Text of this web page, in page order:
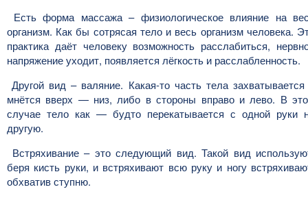
Есть форма массажа – физиологическое влияние на
организм. Как бы сотрясая тело и весь организм человека.
практика даёт человеку возможность расслабиться,
напряжение уходит, появляется лёгкость и расслабленность.
Другой вид – валяние. Какая-то часть тела
мнётся вверх — низ, либо в стороны вправо и лево. В
случае тело как — будто перекатывается с одной руки
другую.
Встряхивание – это следующий вид. Такой вид
беря кисть руки, и встряхивают всю руку и ногу
обхватив ступню.